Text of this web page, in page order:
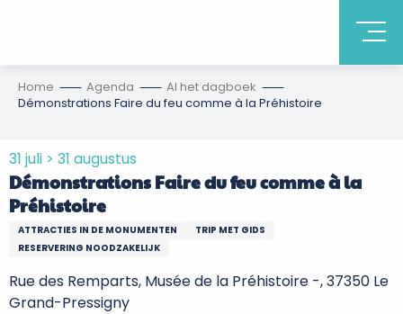
Home Agenda
Al het dagboek
Démonstrations Faire du feu comme à la Préhistoire
31 juli > 31 augustus
Démonstrations Faire du feu comme à la
Préhistoire
ATTRACTIES IN DE MONUMENTEN
TRIP MET GIDS
RESERVERING NOODZAKELIJK
Rue des Remparts, Musée de la Préhistoire -, 37350 Le
Grand-Pressigny